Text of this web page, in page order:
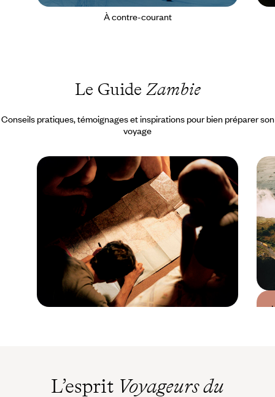
À contre-courant
Le Guide Zambie
Conseils pratiques, témoignages et inspirations pour bien préparer son
voyage
L’esprit Voyageurs du